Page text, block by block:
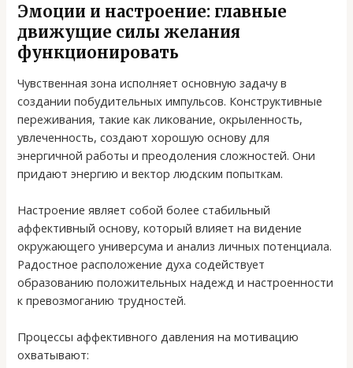
Эмоции и настроение: главные
движущие силы желания
функционировать
Чувственная зона исполняет основную задачу в
создании побудительных импульсов. Конструктивные
переживания, такие как ликование, окрыленность,
увлеченность, создают хорошую основу для
энергичной работы и преодоления сложностей. Они
придают энергию и вектор людским попыткам.
Настроение являет собой более стабильный
аффективный основу, который влияет на видение
окружающего универсума и анализ личных потенциала.
Радостное расположение духа содействует
образованию положительных надежд и настроенности
к превозмоганию трудностей.
Процессы аффективного давления на мотивацию
охватывают: